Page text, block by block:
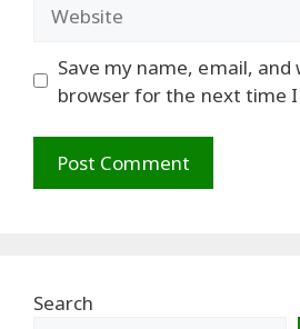
Save my name, email, and
browser for the next time
Search